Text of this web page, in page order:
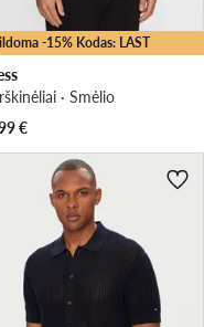
-15% Kodas: LAST
· Smėlio
€